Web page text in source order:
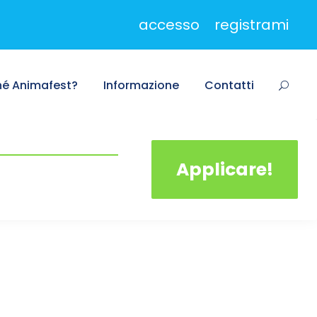
accesso registrami
Animafest? Informazione Contatti
Applicare!